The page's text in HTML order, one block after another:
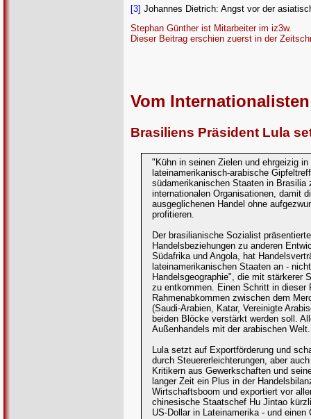
[3] Johannes Dietrich: Angst vor der
Stephan Günther ist Mitarbeiter im iz3w.
Dieser Beitrag erschien zuerst in der
Vom
Brasiliens Präsident Lula
"Kühn in seinen Zielen und ehrgeizig
lateinamerikanisch-arabische
südamerikanischen Staaten in Brasilia
internationalen Organisationen, damit
ausgeglichenen Handel ohne
profitieren.
Der brasilianische Sozialist
Handelsbeziehungen zu anderen
Südafrika und Angola, hat
lateinamerikanischen Staaten an -
Handelsgeographie", die mit stärkerer
zu entkommen. Einen Schritt in dieser
Rahmenabkommen zwischen dem
(Saudi-Arabien, Katar, Vereinigte
beiden Blöcke verstärkt werden soll.
Außenhandels mit der arabischen Welt.
Lula setzt auf Exportförderung und
durch Steuererleichterungen, aber
Kritikern aus Gewerkschaften und
langer Zeit ein Plus in der
Wirtschaftsboom und exportiert vor
chinesische Staatschef Hu Jintao
US-Dollar in Lateinamerika - und